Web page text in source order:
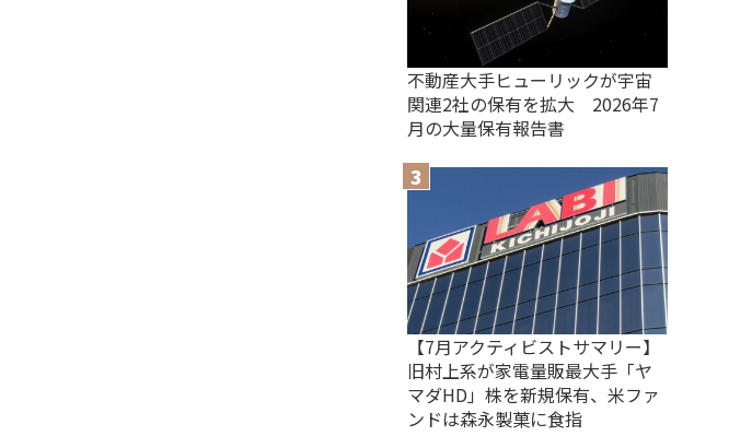
不動産大手ヒューリックが宇宙
関連2社の保有を拡大 2026年7
月の大量保有報告書
【7月アクティビストサマリー】
旧村上系が家電量販最大手「ヤ
マダHD」株を新規保有、米ファ
ンドは森永製菓に食指